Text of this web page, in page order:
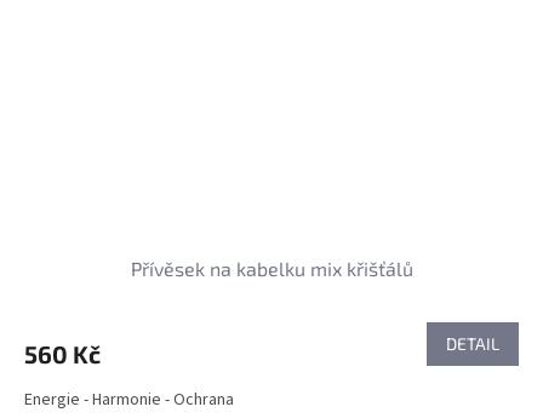
Přívěsek na kabelku mix křišťálů
560 Kč DETAIL
Energie - Harmonie - Ochrana